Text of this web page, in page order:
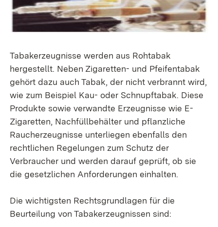
Tabakerzeugnisse werden aus Rohtabak
hergestellt. Neben Zigaretten- und Pfeifentabak
gehört dazu auch Tabak, der nicht verbrannt wird,
wie zum Beispiel Kau- oder Schnupftabak. Diese
Produkte sowie verwandte Erzeugnisse wie E-
Zigaretten, Nachfüllbehälter und pflanzliche
Raucherzeugnisse unterliegen ebenfalls den
rechtlichen Regelungen zum Schutz der
Verbraucher und werden darauf geprüft, ob sie
die gesetzlichen Anforderungen einhalten.
Die wichtigsten Rechtsgrundlagen für die
Beurteilung von Tabakerzeugnissen sind: